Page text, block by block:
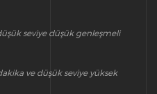
seviye düşük genleşmeli
ve düşük seviye yüksek